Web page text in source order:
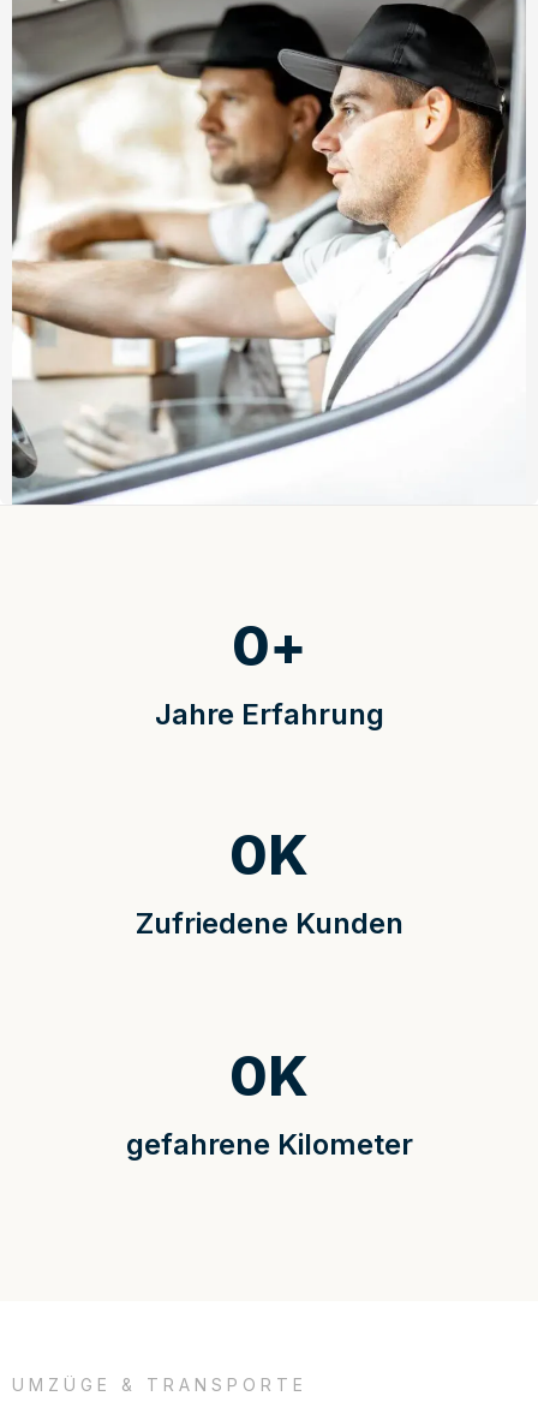
Jahre Erfahrung
0+
Zufriedene Kunden
0K
gefahrene Kilometer
0K
UMZÜGE & TRANSPORTE